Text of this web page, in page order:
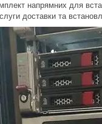
напрямних для
доставки та